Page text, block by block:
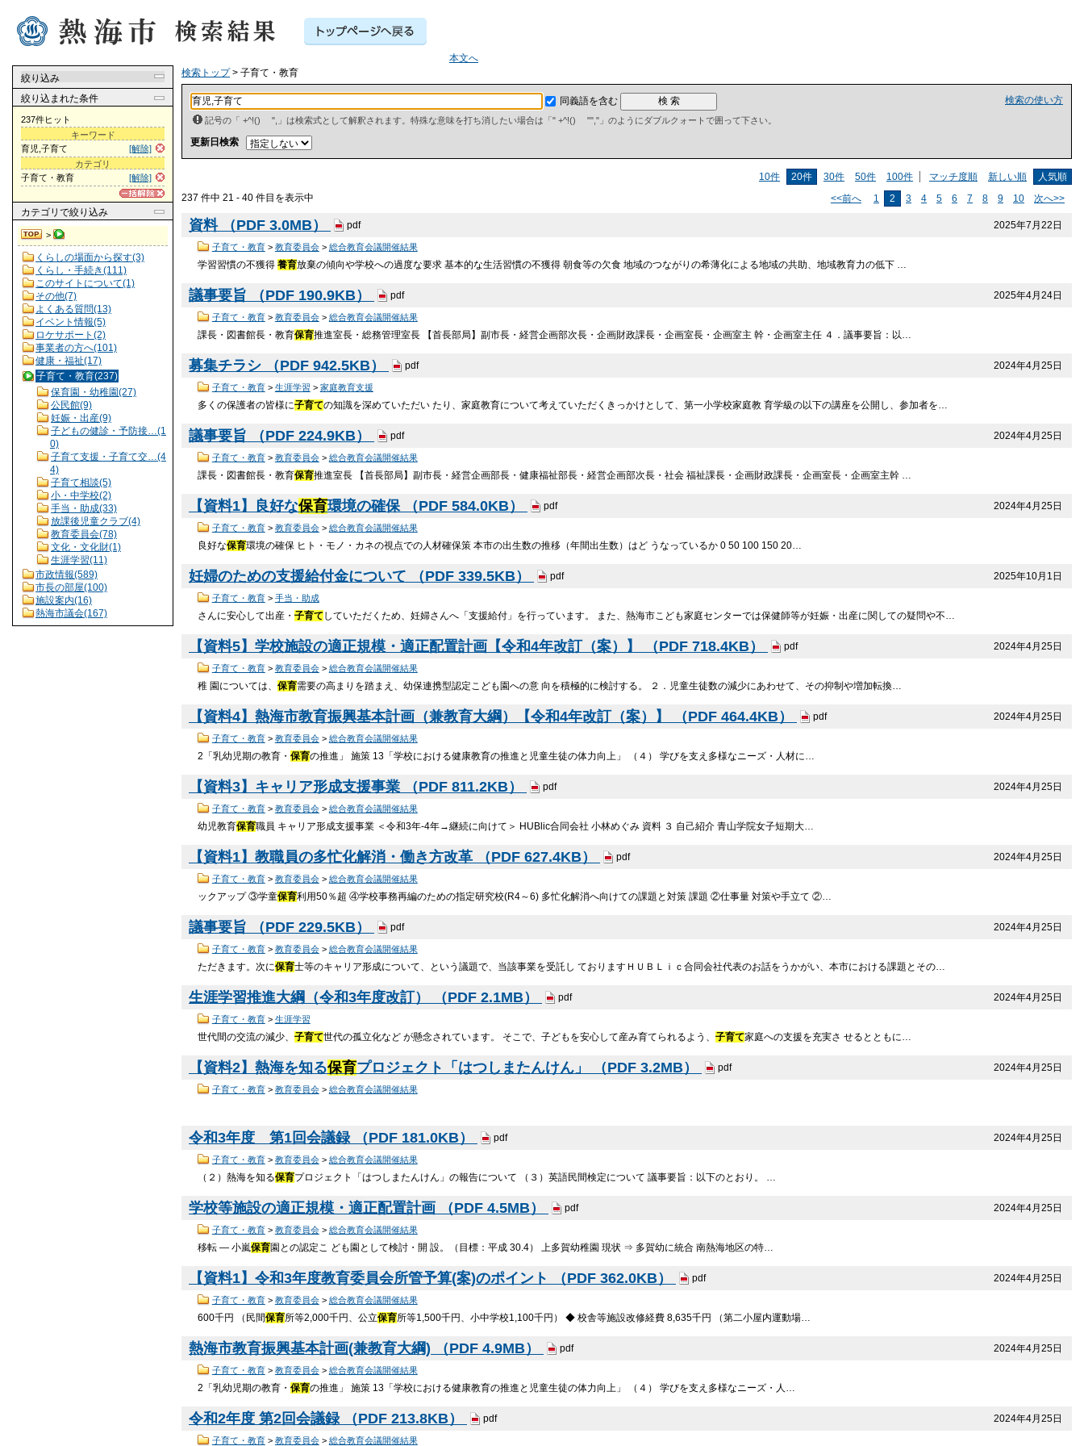
本文へ
絞り込み
絞り込まれた条件
237件ヒット
キーワード
[解除]
育児,子育て
カテゴリ
[解除]
子育て・教育
カテゴリ で絞り込み
>
くらしの場面から探す(3)
くらし・手続き(111)
このサイトについて(1)
その他(7)
よくある質問(13)
イベント情報(5)
ロケサポート(2)
事業者の方へ(101)
健康・福祉(17)
子育て・教育(237)
保育園・幼稚園(27)
公民館(9)
妊娠・出産(9)
子どもの健診・予防接…(1
0)
子育て支援・子育て交…(4
4)
子育て相談(5)
小・中学校(2)
手当・助成(33)
放課後児童クラブ(4)
教育委員会(78)
文化・文化財(1)
生涯学習(11)
市政情報(589)
市長の部屋(100)
施設案内(16)
熱海市議会(167)
検索トップ> 子育て・教育
検索の使い方
同義語を含む
記号の「 +^!() ",」は検索式として解釈されます。特殊な意味を打ち消したい場合は「" +^!() "","」のようにダブルクォートで囲って下さい。
更新日検索
10件 20件 30件 50件 100件 マッチ度順 新しい順
人気順
237 件中 21 - 40 件目を表示中
<<前へ 1 2 3 4 5 6 7 8 9 10 次へ>>
2025年7月22日
資料 （PDF 3.0MB） pdf
子育て・教育> 教育委員会> 総合教育会議開催結果
学習習慣の不獲得養育放棄の傾向や学校への過度な要求 基本的な生活習慣の不獲得 朝食等の欠食 地域のつながりの希薄化による地域の共助、地域教育力の低下 …
2025年4月24日
議事要旨 （PDF 190.9KB） pdf
子育て・教育> 教育委員会> 総合教育会議開催結果
課長・図書館長・教育保育推進室長・総務管理室長 【首長部局】副市長・経営企画部次長・企画財政課長・企画室長・企画室主 幹・企画室主任 ４．議事要旨：以…
2024年4月25日
募集チラシ （PDF 942.5KB） pdf
子育て・教育> 生涯学習 > 家庭教育支援
多くの保護者の皆様に子育ての知識を深めていただい たり、家庭教育について考えていただくきっかけとして、第一小学校家庭教 育学級の以下の講座を公開し、参加者を…
2024年4月25日
議事要旨 （PDF 224.9KB） pdf
子育て・教育> 教育委員会> 総合教育会議開催結果
課長・図書館長・教育保育推進室長 【首長部局】副市長・経営企画部長・健康福祉部長・経営企画部次長・社会 福祉課長・企画財政課長・企画室長・企画室主幹 …
2024年4月25日
【資料1】良好な保育環境の確保 （PDF 584.0KB） pdf
子育て・教育> 教育委員会> 総合教育会議開催結果
良好な保育環境の確保 ヒト・モノ・カネの視点での人材確保策 本市の出生数の推移（年間出生数）はど うなっているか 0 50 100 150 20…
2025年10月1日
妊婦のための支援給付金について （PDF 339.5KB） pdf
子育て・教育> 手当・助成
さんに安心して出産・子育て していただくため、妊婦さんへ「支援給付」を行っています。 また、熱海市こども家庭センターでは保健師等が妊娠・出産に関しての疑問や不…
2024年4月25日
【資料5】学校施設の適正規模・適正配置計画【令和4年改訂（案）】 （PDF 718.4KB） pdf
子育て・教育> 教育委員会> 総合教育会議開催結果
稚 園については、保育需要の高まりを踏まえ、幼保連携型認定こども園への意 向を積極的に検討する。 ２．児童生徒数の減少にあわせて、その抑制や増加転換…
2024年4月25日
【資料4】熱海市教育振興基本計画（兼教育大綱）【令和4年改訂（案）】 （PDF 464.4KB） pdf
子育て・教育> 教育委員会> 総合教育会議開催結果
2「乳幼児期の教育・保育の推進」 施策 13「学校における健康教育の推進と児童生徒の体力向上」 （４） 学びを支え多様なニーズ・人材に…
2024年4月25日
【資料3】キャリア形成支援事業 （PDF 811.2KB） pdf
子育て・教育> 教育委員会> 総合教育会議開催結果
幼児教育保育職員 キャリア形成支援事業 ＜令和3年-4年→継続に向けて＞ HUBlic合同会社 小林めぐみ 資料 ３ 自己紹介 青山学院女子短期大…
2024年4月25日
【資料1】教職員の多忙化解消・働き方改革 （PDF 627.4KB） pdf
子育て・教育> 教育委員会> 総合教育会議開催結果
ックアップ ③学童保育利用50％超 ④学校事務再編のための指定研究校(R4～6) 多忙化解消へ向けての課題と対策 課題 ②仕事量 対策や手立て ②…
2024年4月25日
議事要旨 （PDF 229.5KB） pdf
子育て・教育> 教育委員会> 総合教育会議開催結果
ただきます。次に保育士等のキャリア形成について、という議題で、当該事業を受託し ておりますＨＵＢＬｉｃ合同会社代表のお話をうかがい、本市における課題とその…
2024年4月25日
生涯学習推進大綱（令和3年度改訂） （PDF 2.1MB） pdf
子育て・教育> 生涯学習
世代間の交流の減少、子育て世代の孤立化など が懸念されています。 そこで、子どもを安心して産み育てられるよう、子育て家庭への支援を充実さ せるとともに…
2024年4月25日
【資料2】熱海を知る保育プロジェクト「はつしまたんけん」 （PDF 3.2MB） pdf
子育て・教育> 教育委員会> 総合教育会議開催結果
2024年4月25日
令和3年度 第1回会議録 （PDF 181.0KB） pdf
子育て・教育> 教育委員会> 総合教育会議開催結果
（２）熱海を知る保育プロジェクト「はつしまたんけん」の報告について （３）英語民間検定について 議事要旨：以下のとおり。 …
2024年4月25日
学校等施設の適正規模・適正配置計画 （PDF 4.5MB） pdf
子育て・教育> 教育委員会> 総合教育会議開催結果
移転 ― 小嵐保育園との認定こ ども園として検討・開 設。（目標：平成 30.4） 上多賀幼稚園 現状 ⇒ 多賀幼に統合 南熱海地区の特…
2024年4月25日
【資料1】令和3年度教育委員会所管予算(案)のポイント （PDF 362.0KB） pdf
子育て・教育> 教育委員会> 総合教育会議開催結果
600千円 （⺠間保育所等2,000千円、公⽴保育所等1,500千円、⼩中学校1,100千円） ◆ 校舎等施設改修経費 8,635千円 （第⼆⼩屋内運動場…
2024年4月25日
熱海市教育振興基本計画(兼教育大綱) （PDF 4.9MB） pdf
子育て・教育> 教育委員会> 総合教育会議開催結果
2「乳幼児期の教育・保育の推進」 施策 13「学校における健康教育の推進と児童生徒の体力向上」 （４） 学びを支え多様なニーズ・人…
2024年4月25日
令和2年度 第2回会議録 （PDF 213.8KB） pdf
子育て・教育> 教育委員会> 総合教育会議開催結果